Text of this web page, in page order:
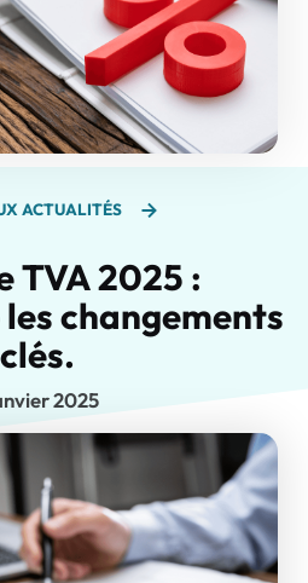
ACTUALITÉS
TVA 2025 :
changements
clés.
2025